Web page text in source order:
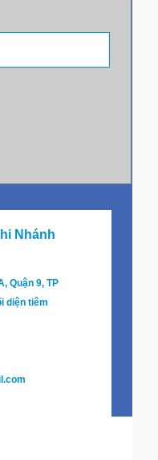
Nhánh
Quận 9, TP
diện tiêm